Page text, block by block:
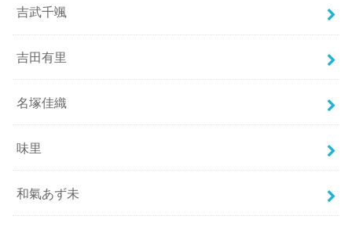
吉武千颯
吉田有里
名塚佳織
味里
和氣あず未